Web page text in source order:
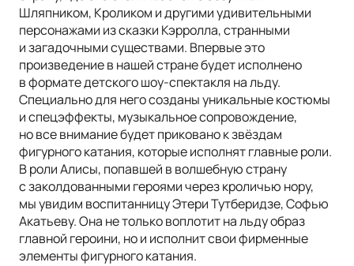
Шляпником, Кроликом и другими удивительными
персонажами из сказки Кэрролла, странными
и загадочными существами. Впервые это
произведение в нашей стране будет исполнено
в формате детского шоу-спектакля на льду.
Специально для него созданы уникальные костюмы
и спецэффекты, музыкальное сопровождение,
но все внимание будет приковано к звёздам
фигурного катания, которые исполнят главные роли.
В роли Алисы, попавшей в волшебную страну
с заколдованными героями через кроличью нору,
мы увидим воспитанницу Этери Тутберидзе, Софью
Акатьеву. Она не только воплотит на льду образ
главной героини, но и исполнит свои фирменные
элементы фигурного катания.